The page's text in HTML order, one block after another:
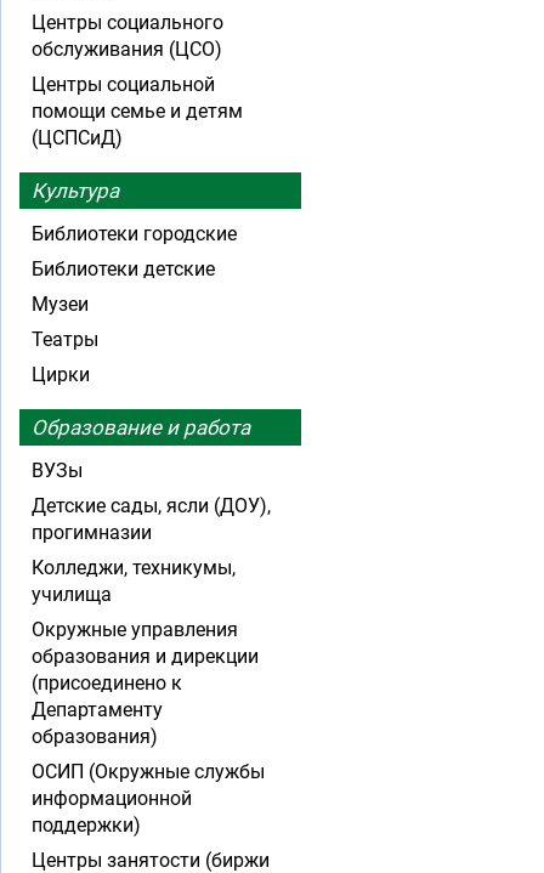
Центры социального
обслуживания (ЦСО)
Центры социальной
помощи семье и детям
(ЦСПСиД)
Культура
Библиотеки городские
Библиотеки детские
Музеи
Театры
Цирки
Образование и работа
ВУЗы
Детские сады, ясли (ДОУ),
прогимназии
Колледжи, техникумы,
училища
Окружные управления
образования и дирекции
(присоединено к
Департаменту
образования)
ОСИП (Окружные службы
информационной
поддержки)
Центры занятости (биржи